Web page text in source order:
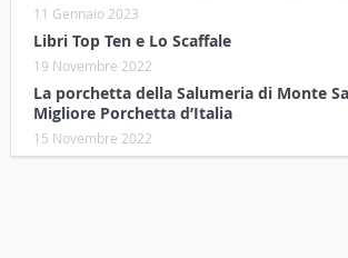
11 Gennaio 2023
Libri Top Ten e Lo Scaffale
19 Novembre 2022
La porchetta della Salumeria di Monte
Migliore Porchetta d’Italia
15 Novembre 2022